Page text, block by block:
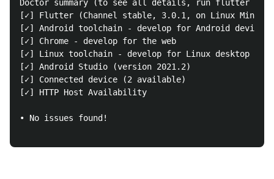
Doctor summary (to see all details, run flutter
[✓] Flutter (Channel stable, 3.0.1, on Linux Mint
[✓] Android toolchain - develop for Android devices
[✓] Chrome - develop for the web
[✓] Linux toolchain - develop for Linux desktop
[✓] Android Studio (version 2021.2)
[✓] Connected device (2 available)
[✓] HTTP Host Availability
• No issues found!